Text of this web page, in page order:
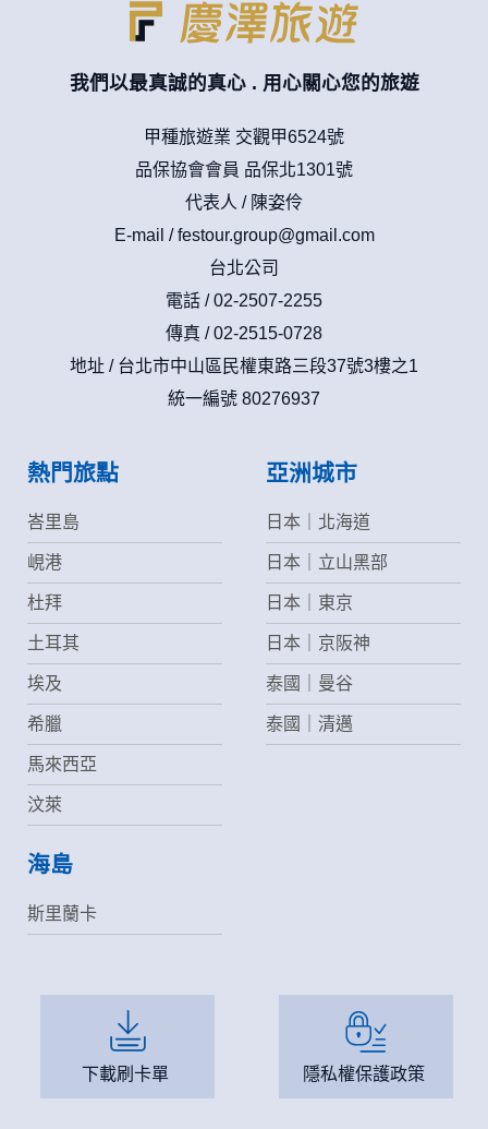
我們以最真誠的真心 . 用心關心您的旅遊
甲種旅遊業 交觀甲6524號
品保協會會員 品保北1301號
代表人 / 陳姿伶
E-mail /festour.group@gmail.com
台北公司
電話 / 02-2507-2255
傳真 / 02-2515-0728
地址 / 台北市中山區民權東路三段37號3樓之1
統一編號 80276937
熱門旅點
峇里島
峴港
杜拜
土耳其
埃及
希臘
馬來西亞
汶萊
亞洲城市
日本｜北海道
日本｜立山黑部
日本｜東京
日本｜京阪神
泰國｜曼谷
泰國｜清邁
海島
斯里蘭卡
下載刷卡單 隱私權保護政策